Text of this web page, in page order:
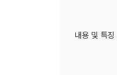
내용 및 특징